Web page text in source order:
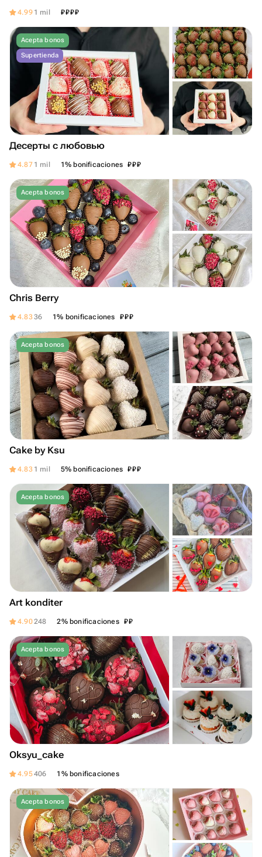
4.99 1 mil ₽₽₽₽
Acepta bonos
Supertienda
Десерты с любовью
4.87 1 mil 1% bonificaciones ₽₽₽
Acepta bonos
Chris Berry
4.8336 1% bonificaciones ₽₽₽
Acepta bonos
Cake by Ksu
4.83 1 mil 5% bonificaciones ₽₽₽
Acepta bonos
Art konditer
4.90248 2% bonificaciones ₽₽
Acepta bonos
Oksyu_cake
4.95406 1% bonificaciones
Acepta bonos